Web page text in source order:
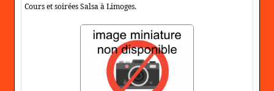
Cours et soirées Salsa à Limoges.